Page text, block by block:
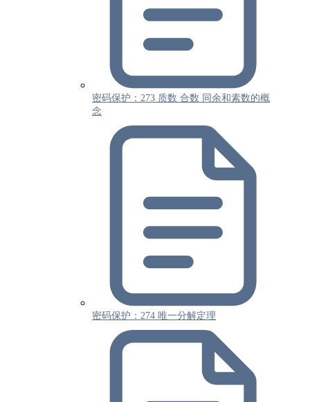
密码保护：273 质数 合数 同余和素数的概
念
密码保护：274 唯一分解定理